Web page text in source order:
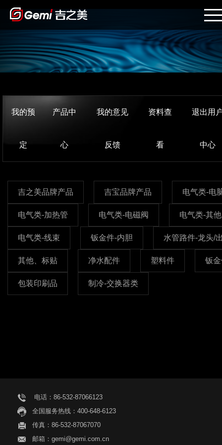
我的预
定
产品中
心
我的意见
反馈
资料查
看
退出用
中心
吉之美品牌产品 吉宝品牌产品 电气类-电
电气类-加热管 电气类-电磁阀 电气类-其他
电气类-线束 钣金件-内胆 水管路件-龙头/
其他、标贴 净水配件 塑料件 钣
包装印刷品 制冷-交换器类
电话：86-532-87066123
全国服务热线：400-648-6123
传真：86-532-87067070
邮箱：gemi@gemi.com.cn